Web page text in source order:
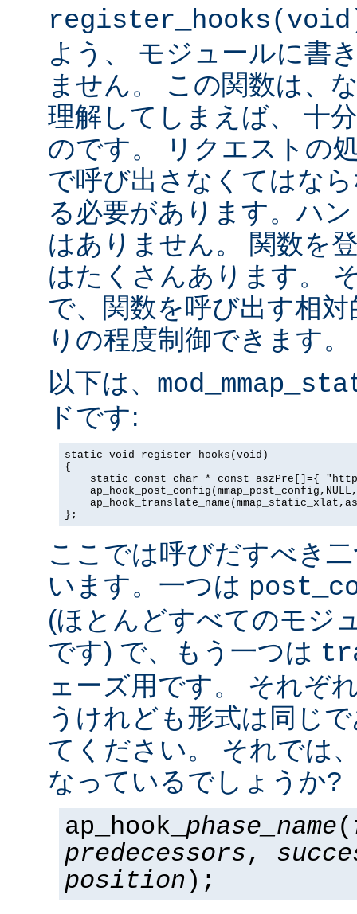
よう、 モジュールに書
ません。 この関数は、
理解してしまえば、 十
のです。 リクエストの
で呼び出さなくてはな
る必要があります。ハ
はありません。 関数を
はたくさんあります。
で、関数を呼び出す相
りの程度制御できます。
以下は、
ドです:
static void register_hooks(void)
{
static const char * const aszPre[]={
};
ここでは呼びだすべき
います。一つは
(ほとんどすべてのモジ
です) で、もう一つは
ェーズ用です。 それぞ
うけれども形式は同じ
てください。 それでは
なっているでしょうか?
ap_hook_ phase_name(
predecessors,
position );